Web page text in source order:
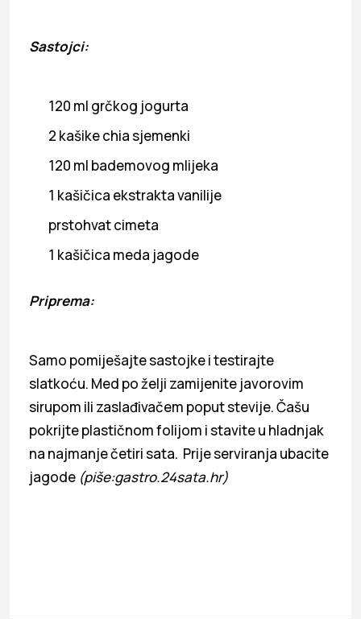
Sastojci:
120 ml grčkog jogurta
2 kašike chia sjemenki
120 ml bademovog mlijeka
1 kašičica ekstrakta vanilije
prstohvat cimeta
1 kašičica meda jagode
Priprema:
Samo pomiješajte sastojke i testirajte
slatkoću. Med po želji zamijenite javorovim
sirupom ili zaslađivačem poput stevije. Čašu
pokrijte plastičnom folijom i stavite u hladnjak
na najmanje četiri sata. Prije serviranja ubacite
jagode (piše:gastro.24sata.hr)